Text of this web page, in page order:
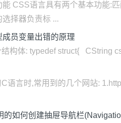
CSS语言具有两个基本功能:
择器负责标 ...
成员变量出错的原理
构体: typedef struct{ CString
语言时,常用到的几个网站:
的如何创建抽屉导航栏